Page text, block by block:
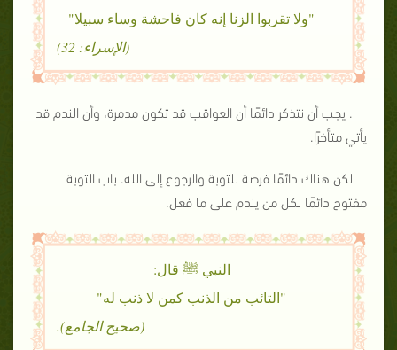
"ولا تقربوا الزنا إنه كان فاحشة وساء سبيلا"
(الإسراء: 32)
. يجب أن نتذكر دائمًا أن العواقب قد تكون مدمرة، وأن الندم قد
يأتي متأخرًا.
لكن هناك دائمًا فرصة للتوبة والرجوع إلى الله. باب التوبة
مفتوح دائمًا لكل من يندم على ما فعل.
النبي ﷺ قال:
"التائب من الذنب كمن لا ذنب له"
(صحيح الجامع).